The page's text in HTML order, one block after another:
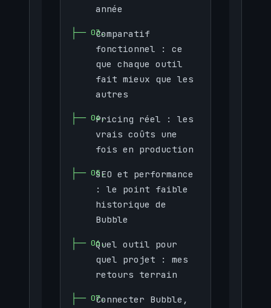
année
Comparatif
fonctionnel : ce
que chaque outil
fait mieux que les
autres
Pricing réel : les
vrais coûts une
fois en production
SEO et performance
: le point faible
historique de
Bubble
Quel outil pour
quel projet : mes
retours terrain
Connecter Bubble,